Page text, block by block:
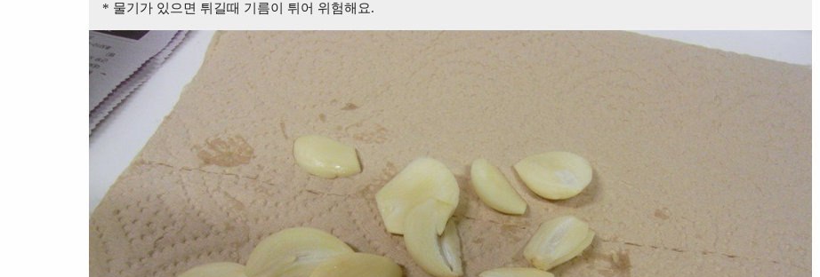
* 물기가 있으면 튀길때 기름이 튀어 위험해요.